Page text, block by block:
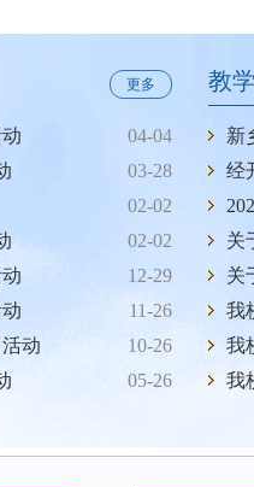
更多
04-04
03-28
02-02
02-02
12-29
11-26
动
10-26
05-26
教
经
我
我
我